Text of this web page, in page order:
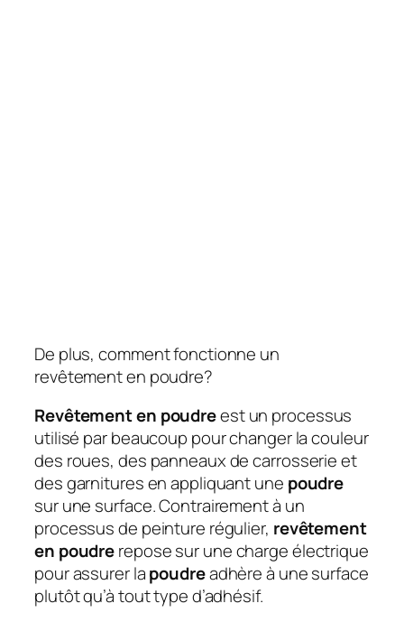
De plus, comment fonctionne un
revêtement en poudre?
Revêtement en poudreest un processus
utilisé par beaucoup pour changer la couleur
des roues, des panneaux de carrosserie et
des garnitures en appliquant une poudre
sur une surface. Contrairement à un
processus de peinture régulier, revêtement
en poudrerepose sur une charge électrique
pour assurer lapoudreadhère à une surface
plutôt qu’à tout type d’adhésif.